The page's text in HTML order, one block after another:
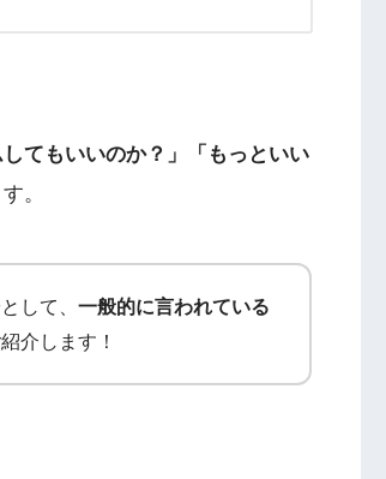
してもいいのか？」「もっといい
。
して、 一般的に言われている
介します！